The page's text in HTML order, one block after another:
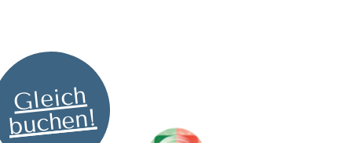
Gleich
buchen!